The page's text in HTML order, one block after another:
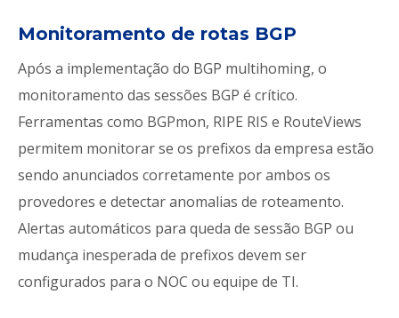
Monitoramento de rotas BGP
Após a implementação do BGP multihoming, o
monitoramento das sessões BGP é crítico.
Ferramentas como BGPmon, RIPE RIS e RouteViews
permitem monitorar se os prefixos da empresa estão
sendo anunciados corretamente por ambos os
provedores e detectar anomalias de roteamento.
Alertas automáticos para queda de sessão BGP ou
mudança inesperada de prefixos devem ser
configurados para o NOC ou equipe de TI.